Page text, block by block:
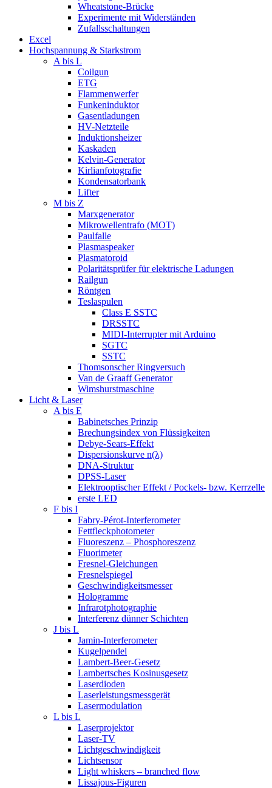
Wheatstone-Brücke
Experimente mit Widerständen
Zufallsschaltungen
Excel
Hochspannung & Starkstrom
A bis L
Coilgun
ETG
Flammenwerfer
Funkeninduktor
Gasentladungen
HV-Netzteile
Induktionsheizer
Kaskaden
Kelvin-Generator
Kirlianfotografie
Kondensatorbank
Lifter
M bis Z
Marxgenerator
Mikrowellentrafo (MOT)
Paulfalle
Plasmaspeaker
Plasmatoroid
Polaritätsprüfer für elektrische Ladungen
Railgun
Röntgen
Teslaspulen
Class E SSTC
DRSSTC
MIDI-Interrupter mit Arduino
SGTC
SSTC
Thomsonscher Ringversuch
Van de Graaff Generator
Wimshurstmaschine
Licht & Laser
A bis E
Babinetsches Prinzip
Brechungsindex von Flüssigkeiten
Debye-Sears-Effekt
Dispersionskurve n(λ)
DNA-Struktur
DPSS-Laser
Elektrooptischer Effekt / Pockels- bzw. Kerrzelle
erste LED
F bis I
Fabry-Pérot-Interferometer
Fettfleckphotometer
Fluoreszenz – Phosphoreszenz
Fluorimeter
Fresnel-Gleichungen
Fresnelspiegel
Geschwindigkeitsmesser
Hologramme
Infrarotphotographie
Interferenz dünner Schichten
J bis L
Jamin-Interferometer
Kugelpendel
Lambert-Beer-Gesetz
Lambertsches Kosinusgesetz
Laserdioden
Laserleistungsmessgerät
Lasermodulation
L bis L
Laserprojektor
Laser-TV
Lichtgeschwindigkeit
Lichtsensor
Light whiskers – branched flow
Lissajous-Figuren